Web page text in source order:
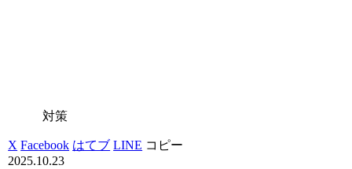
対策
X Facebook はてブ LINE コピー
2025.10.23